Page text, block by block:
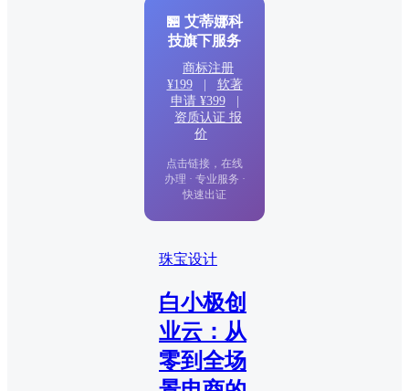
🏪 艾蒂娜科
技旗下服务
商标注册
¥199
软著
申请 ¥399
资质认证 报
价
点击链接，在线
办理 · 专业服务 ·
快速出证
珠宝设计
白小极创
业云：从
零到全场